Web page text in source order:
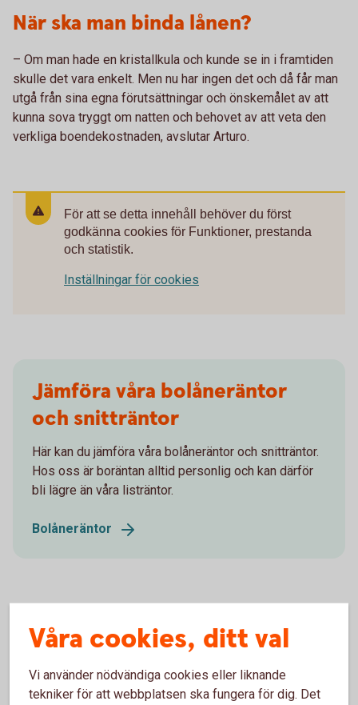
När ska man binda lånen?
– Om man hade en kristallkula och kunde se in i framtiden
skulle det vara enkelt. Men nu har ingen det och då får man
utgå från sina egna förutsättningar och önskemålet av att
kunna sova tryggt om natten och behovet av att veta den
verkliga boendekostnaden, avslutar Arturo.
För att se detta innehåll behöver du först
godkänna cookies för Funktioner, prestanda
och statistik.
Inställningar för cookies
Jämföra våra bolåneräntor
och snitträntor
Här kan du jämföra våra bolåneräntor och snitträntor.
Hos oss är boräntan alltid personlig och kan därför
bli lägre än våra listräntor.
Bolåneräntor
Vill du binda räntan på ditt
lån?
Våra cookies, ditt val
Vi använder nödvändiga cookies eller liknande
tekniker för att webbplatsen ska fungera för dig. Det